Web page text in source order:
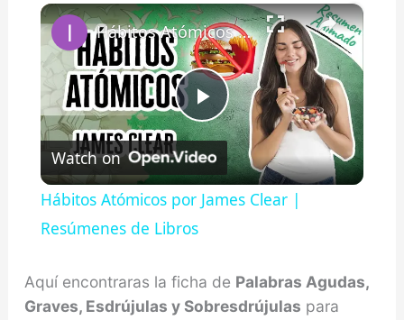
Play Unmute Fullscreen ×
Play
Video
Hábitos Atómicos por James Clear | Resúmenes de Libros
Watch on
Hábitos Atómicos por James Clear |
Resúmenes de Libros
Aquí encontraras la ficha de Palabras Agudas,
Graves, Esdrújulas y Sobresdrújulas para